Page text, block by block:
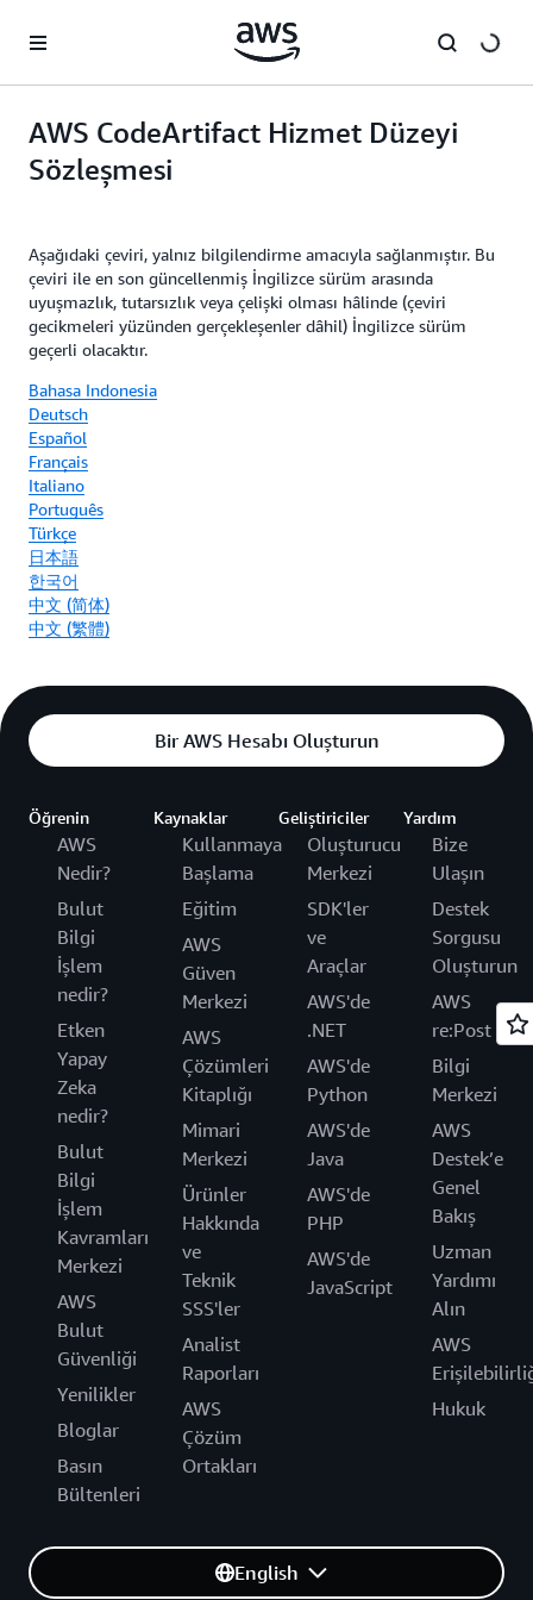
AWS CodeArtifact Hizmet Düzeyi
Sözleşmesi
Aşağıdaki çeviri, yalnız bilgilendirme amacıyla sağlanmıştır. Bu
çeviri ile en son güncellenmiş İngilizce sürüm arasında
uyuşmazlık, tutarsızlık veya çelişki olması hâlinde (çeviri
gecikmeleri yüzünden gerçekleşenler dâhil) İngilizce sürüm
geçerli olacaktır.
Bahasa Indonesia
Deutsch
Español
Français
Italiano
Português
Türkçe
日本語
한국어
中文 (简体)
中文 (繁體)
Bir AWS Hesabı Oluşturun
Öğrenin
AWS
Nedir?
Bulut
Bilgi
İşlem
nedir?
Etken
Yapay
Zeka
nedir?
Bulut
Bilgi
İşlem
Kavramları
Merkezi
AWS
Bulut
Güvenliği
Yenilikler
Bloglar
Basın
Bültenleri
Kaynaklar
Kullanmaya
Başlama
Eğitim
AWS
Güven
Merkezi
AWS
Çözümleri
Kitaplığı
Mimari
Merkezi
Ürünler
Hakkında
ve
Teknik
SSS'ler
Analist
Raporları
AWS
Çözüm
Ortakları
Geliştiriciler
Oluşturucu
Merkezi
SDK'ler
ve
Araçlar
AWS'de
.NET
AWS'de
Python
AWS'de
Java
AWS'de
PHP
AWS'de
JavaScript
Yardım
Bize
Ulaşın
Destek
Sorgusu
Oluşturun
AWS
re:Post
Bilgi
Merkezi
AWS
Destek’e
Genel
Bakış
Uzman
Yardımı
Alın
AWS
Hukuk
English